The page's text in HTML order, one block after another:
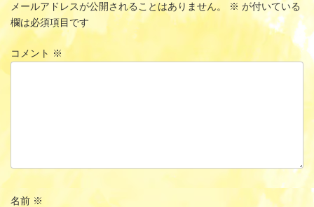
メールアドレスが公開されることはありません。 ※ が付いている
欄は必須項目です
コメント ※
名前 ※